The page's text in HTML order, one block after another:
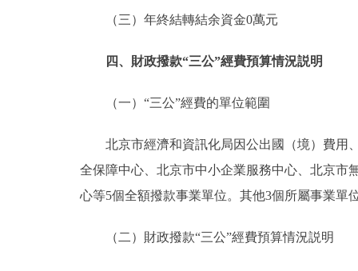
（三）年終結轉結余資金0萬元
四、財政撥款“三公”經費預算情況説明
（一）“三公”經費的單位範圍
北京市經濟和資訊化局因公出國（境）費用、
全保障中心、北京市中小企業服務中心、北京市
心等5個全額撥款事業單位。其他3個所屬事業單
（二）財政撥款“三公”經費預算情況説明